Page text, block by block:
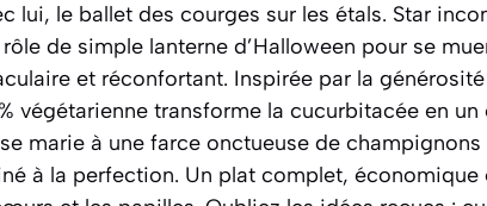
lui, le ballet des courges sur les étals. Star
de simple lanterne d’Halloween pour se
et réconfortant. Inspirée par la
végétarienne transforme la cucurbitacée en
marie à une farce onctueuse de
à la perfection. Un plat complet,